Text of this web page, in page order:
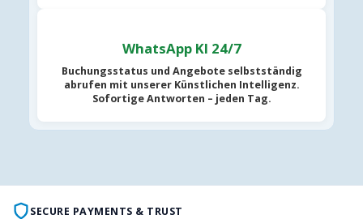
WhatsApp KI 24/7
Buchungsstatus und Angebote selbstständig
abrufen mit unserer Künstlichen Intelligenz.
Sofortige Antworten – jeden Tag.
SECURE PAYMENTS & TRUST